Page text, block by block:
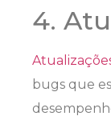
4.
bugs que